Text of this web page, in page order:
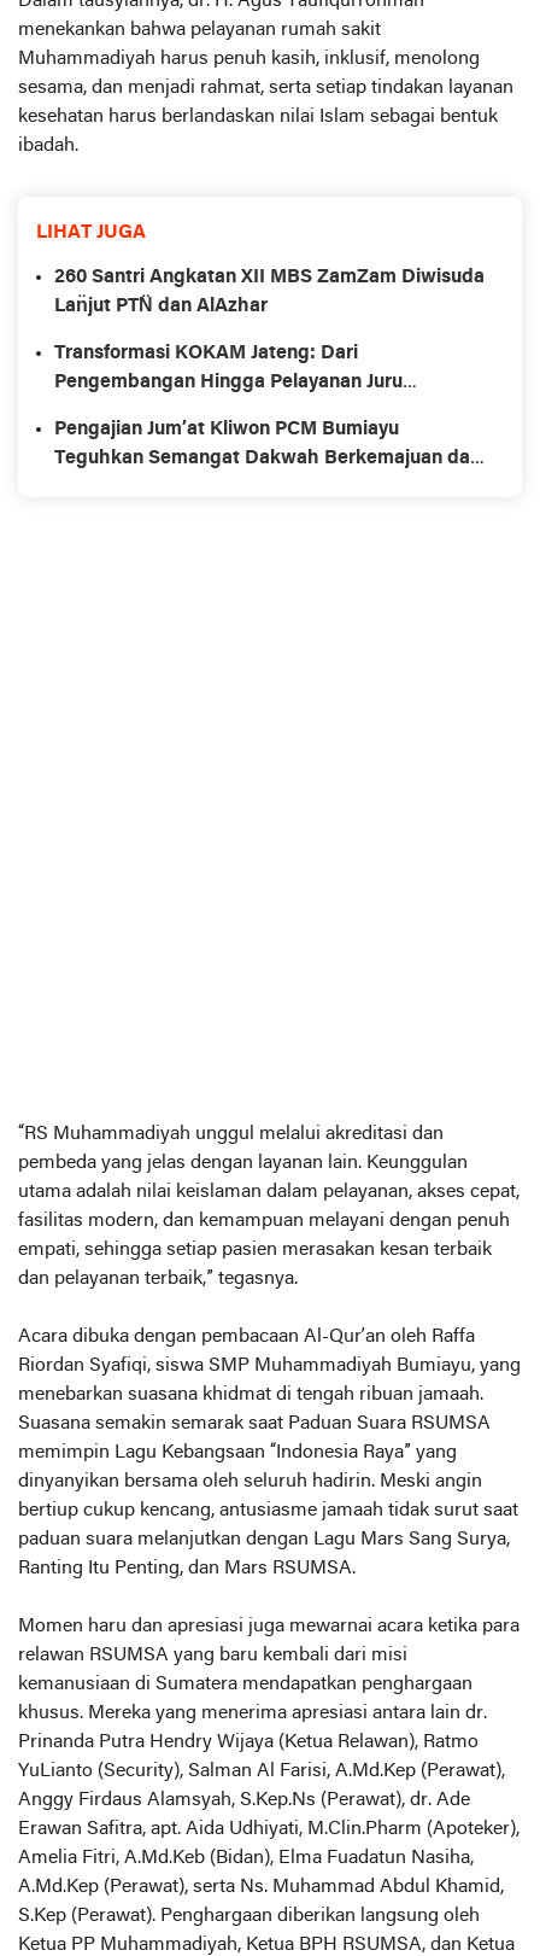
menekankan bahwa pelayanan rumah sakit
Muhammadiyah harus penuh kasih, inklusif, menolong
sesama, dan menjadi rahmat, serta setiap tindakan layanan
kesehatan harus berlandaskan nilai Islam sebagai bentuk
ibadah.
LIHAT JUGA
260 Santri Angkatan XII MBS ZamZam Diwisuda
Lan̈jut PTN̈ dan AlAzhar
Transformasi KOKAM Jateng: Dari
Pengembangan Hingga Pelayanan Juru
Pengajian Jum’at Kliwon PCM Bumiayu
Teguhkan Semangat Dakwah Berkemajuan dan
“RS Muhammadiyah unggul melalui akreditasi dan
pembeda yang jelas dengan layanan lain. Keunggulan
utama adalah nilai keislaman dalam pelayanan, akses cepat,
fasilitas modern, dan kemampuan melayani dengan penuh
empati, sehingga setiap pasien merasakan kesan terbaik
dan pelayanan terbaik,” tegasnya.
Acara dibuka dengan pembacaan Al-Qur’an oleh Raffa
Riordan Syafiqi, siswa SMP Muhammadiyah Bumiayu, yang
menebarkan suasana khidmat di tengah ribuan jamaah.
Suasana semakin semarak saat Paduan Suara RSUMSA
memimpin Lagu Kebangsaan “Indonesia Raya” yang
dinyanyikan bersama oleh seluruh hadirin. Meski angin
bertiup cukup kencang, antusiasme jamaah tidak surut saat
paduan suara melanjutkan dengan Lagu Mars Sang Surya,
Ranting Itu Penting, dan Mars RSUMSA.
Momen haru dan apresiasi juga mewarnai acara ketika para
relawan RSUMSA yang baru kembali dari misi
kemanusiaan di Sumatera mendapatkan penghargaan
khusus. Mereka yang menerima apresiasi antara lain dr.
Prinanda Putra Hendry Wijaya (Ketua Relawan), Ratmo
YuLianto (Security), Salman Al Farisi, A.Md.Kep (Perawat),
Anggy Firdaus Alamsyah, S.Kep.Ns (Perawat), dr. Ade
Erawan Safitra, apt. Aida Udhiyati, M.Clin.Pharm (Apoteker),
Amelia Fitri, A.Md.Keb (Bidan), Elma Fuadatun Nasiha,
A.Md.Kep (Perawat), serta Ns. Muhammad Abdul Khamid,
S.Kep (Perawat). Penghargaan diberikan langsung oleh
Ketua PP Muhammadiyah, Ketua BPH RSUMSA, dan Ketua